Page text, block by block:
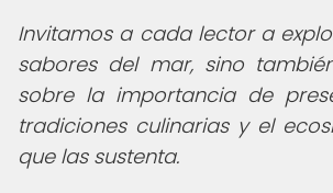
Invitamos a cada lector a
sabores del mar, sino
sobre la importancia de
tradiciones culinarias y el
que las sustenta.